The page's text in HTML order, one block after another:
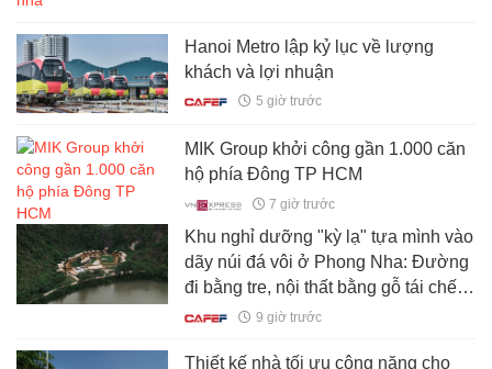
Hanoi Metro lập kỷ lục về lượng
khách và lợi nhuận
5 giờ trước
MIK Group khởi công gần 1.000 căn
hộ phía Đông TP HCM
7 giờ trước
Khu nghỉ dưỡng "kỳ lạ" tựa mình vào
dãy núi đá vôi ở Phong Nha: Đường
đi bằng tre, nội thất bằng gỗ tái chế,
du khách như bước vào vùng đất cổ
9 giờ trước
Thiết kế nhà tối ưu công năng cho